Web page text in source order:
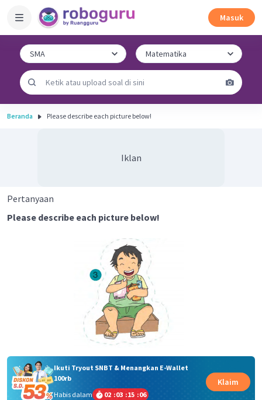
Masuk
Beranda Please describe each picture below!
Iklan
Pertanyaan
Please describe each picture below!
Ikuti Tryout SNBT & Menangkan E-Wallet
100rb
Habis dalam
02 :03 :15 :06
Klaim